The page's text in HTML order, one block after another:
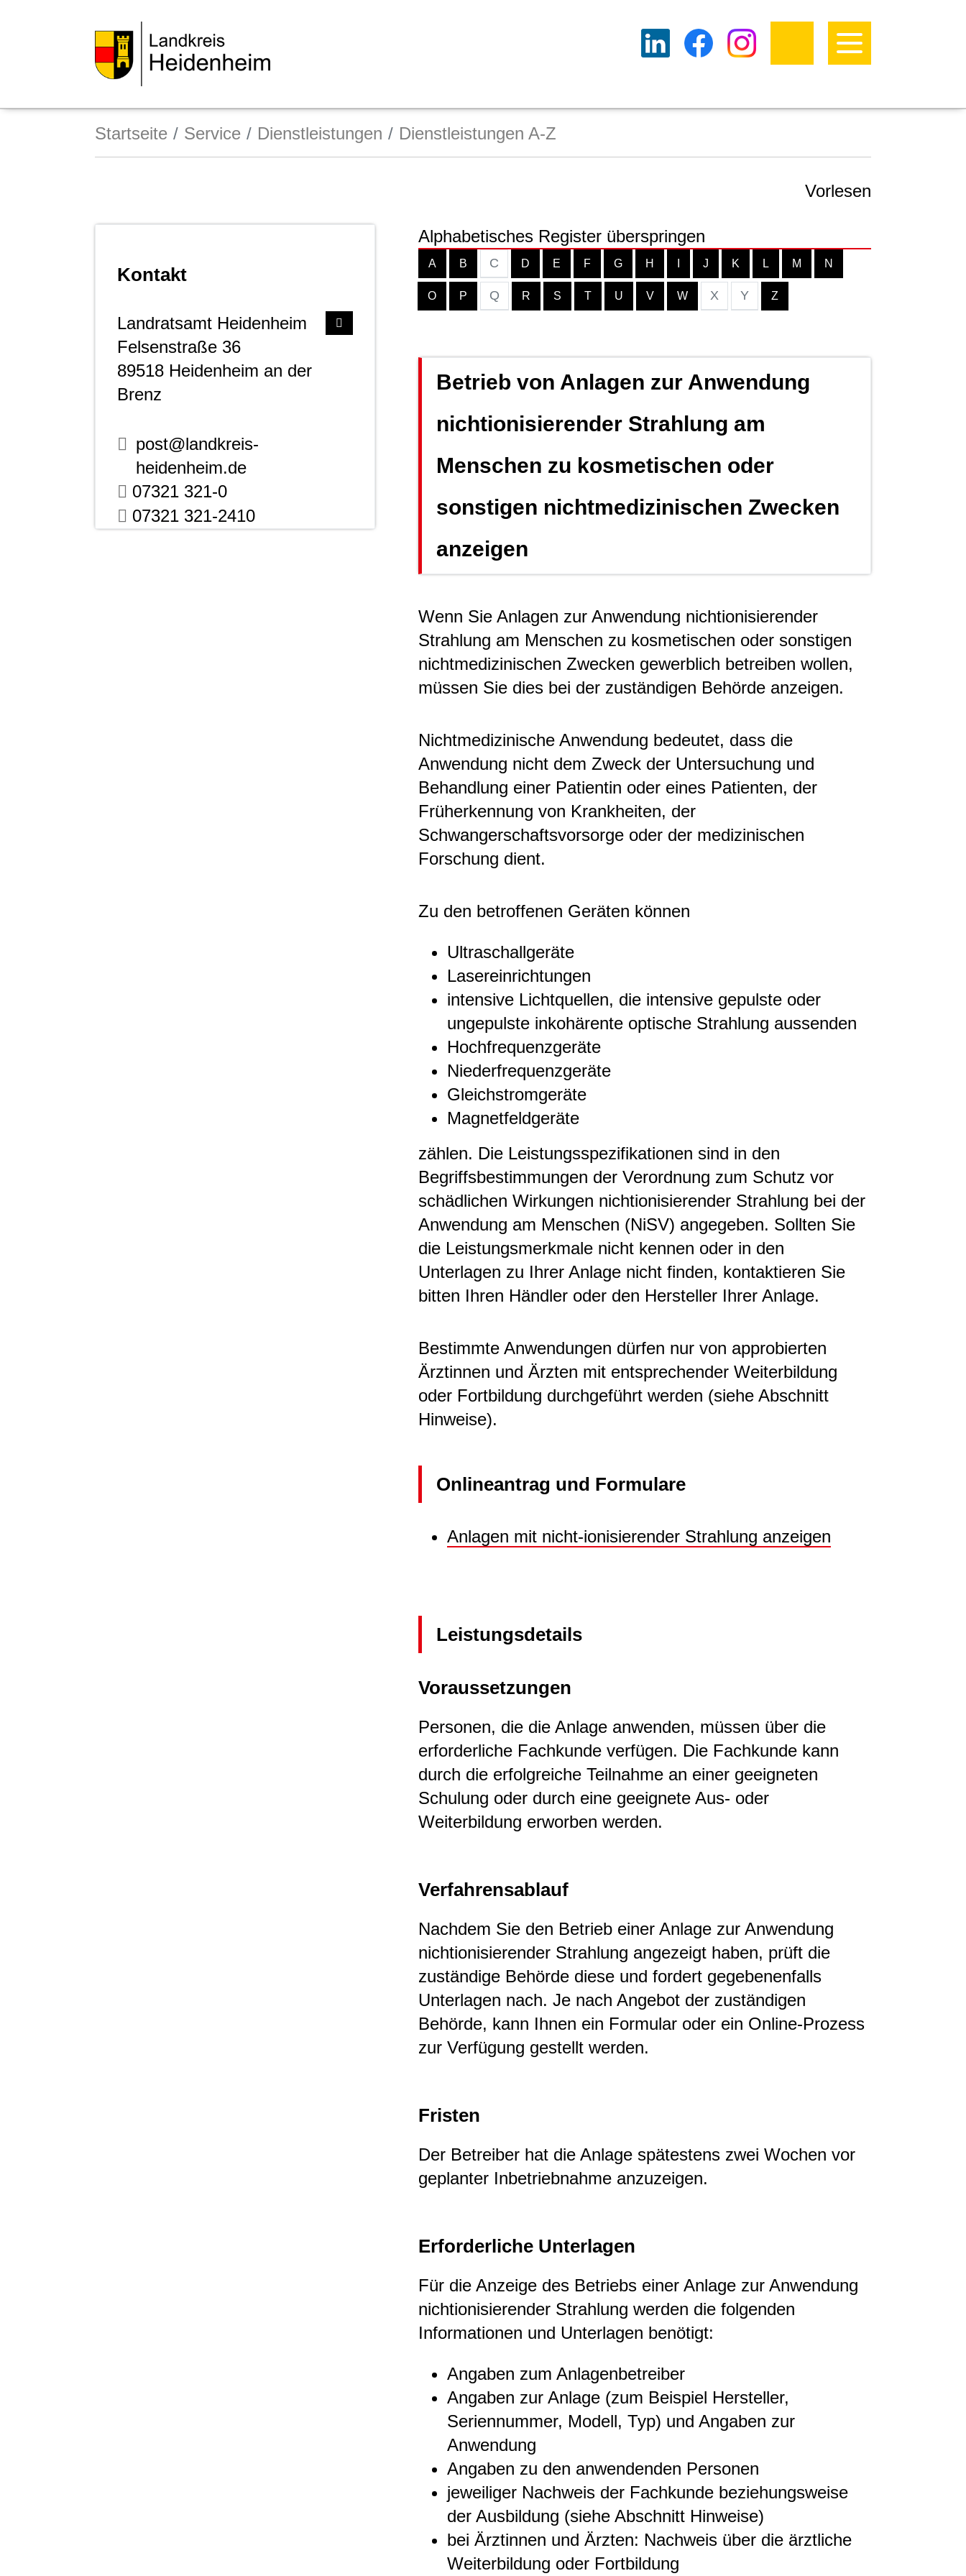
Startseite Service Dienstleistungen Dienstleistungen A-Z
Vorlesen
Kontakt
Landratsamt Heidenheim
Felsenstraße 36
89518 Heidenheim an der
Brenz
post@landkreis-
heidenheim.de
07321 321-0
07321 321-2410
Alphabetisches Register überspringen
A B C D E F G H J K L M N
O P Q R S T U V W X Y Z
Betrieb von Anlagen zur Anwendung
nichtionisierender Strahlung am
Menschen zu kosmetischen oder
sonstigen nichtmedizinischen Zwecken
anzeigen
Wenn Sie Anlagen zur Anwendung nichtionisierender
Strahlung am Menschen zu kosmetischen oder sonstigen
nichtmedizinischen Zwecken gewerblich betreiben wollen,
müssen Sie dies bei der zuständigen Behörde anzeigen.
Nichtmedizinische Anwendung bedeutet, dass die
Anwendung nicht dem Zweck der Untersuchung und
Behandlung einer Patientin oder eines Patienten, der
Früherkennung von Krankheiten, der
Schwangerschaftsvorsorge oder der medizinischen
Forschung dient.
Zu den betroffenen Geräten können
Ultraschallgeräte
Lasereinrichtungen
intensive Lichtquellen, die intensive gepulste oder
ungepulste inkohärente optische Strahlung aussenden
Hochfrequenzgeräte
Niederfrequenzgeräte
Gleichstromgeräte
Magnetfeldgeräte
zählen. Die Leistungsspezifikationen sind in den
Begriffsbestimmungen der Verordnung zum Schutz vor
schädlichen Wirkungen nichtionisierender Strahlung bei der
Anwendung am Menschen (NiSV) angegeben. Sollten Sie
die Leistungsmerkmale nicht kennen oder in den
Unterlagen zu Ihrer Anlage nicht finden, kontaktieren Sie
bitten Ihren Händler oder den Hersteller Ihrer Anlage.
Bestimmte Anwendungen dürfen nur von approbierten
Ärztinnen und Ärzten mit entsprechender Weiterbildung
oder Fortbildung durchgeführt werden (siehe Abschnitt
Hinweise).
Onlineantrag und Formulare
Anlagen mit nicht-ionisierender Strahlung anzeigen
Leistungsdetails
Voraussetzungen
Personen, die die Anlage anwenden, müssen über die
erforderliche Fachkunde verfügen. Die Fachkunde kann
durch die erfolgreiche Teilnahme an einer geeigneten
Schulung oder durch eine geeignete Aus- oder
Weiterbildung erworben werden.
Verfahrensablauf
Nachdem Sie den Betrieb einer Anlage zur Anwendung
nichtionisierender Strahlung angezeigt haben, prüft die
zuständige Behörde diese und fordert gegebenenfalls
Unterlagen nach. Je nach Angebot der zuständigen
Behörde, kann Ihnen ein Formular oder ein Online-Prozess
zur Verfügung gestellt werden.
Fristen
Der Betreiber hat die Anlage spätestens zwei Wochen vor
geplanter Inbetriebnahme anzuzeigen.
Erforderliche Unterlagen
Für die Anzeige des Betriebs einer Anlage zur Anwendung
nichtionisierender Strahlung werden die folgenden
Informationen und Unterlagen benötigt:
Angaben zum Anlagenbetreiber
Angaben zur Anlage (zum Beispiel Hersteller,
Seriennummer, Modell, Typ) und Angaben zur
Anwendung
Angaben zu den anwendenden Personen
jeweiliger Nachweis der Fachkunde beziehungsweise
der Ausbildung (siehe Abschnitt Hinweise)
bei Ärztinnen und Ärzten: Nachweis über die ärztliche
Weiterbildung oder Fortbildung